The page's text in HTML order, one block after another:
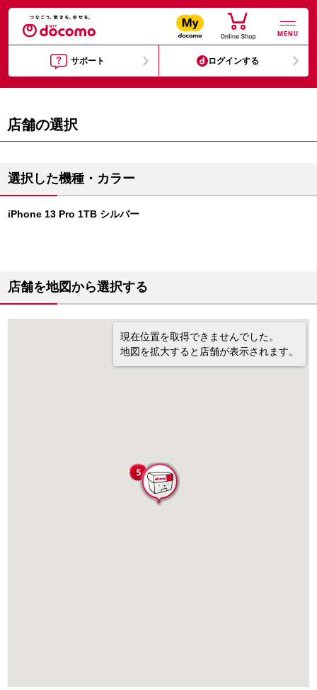
MENU
サポート ログインする
店舗の選択
選択した機種・カラー
iPhone 13 Pro 1TB シルバー
店舗を地図から選択する
現在位置を取得できませんでした。
地図を拡大すると店舗が表示されます。